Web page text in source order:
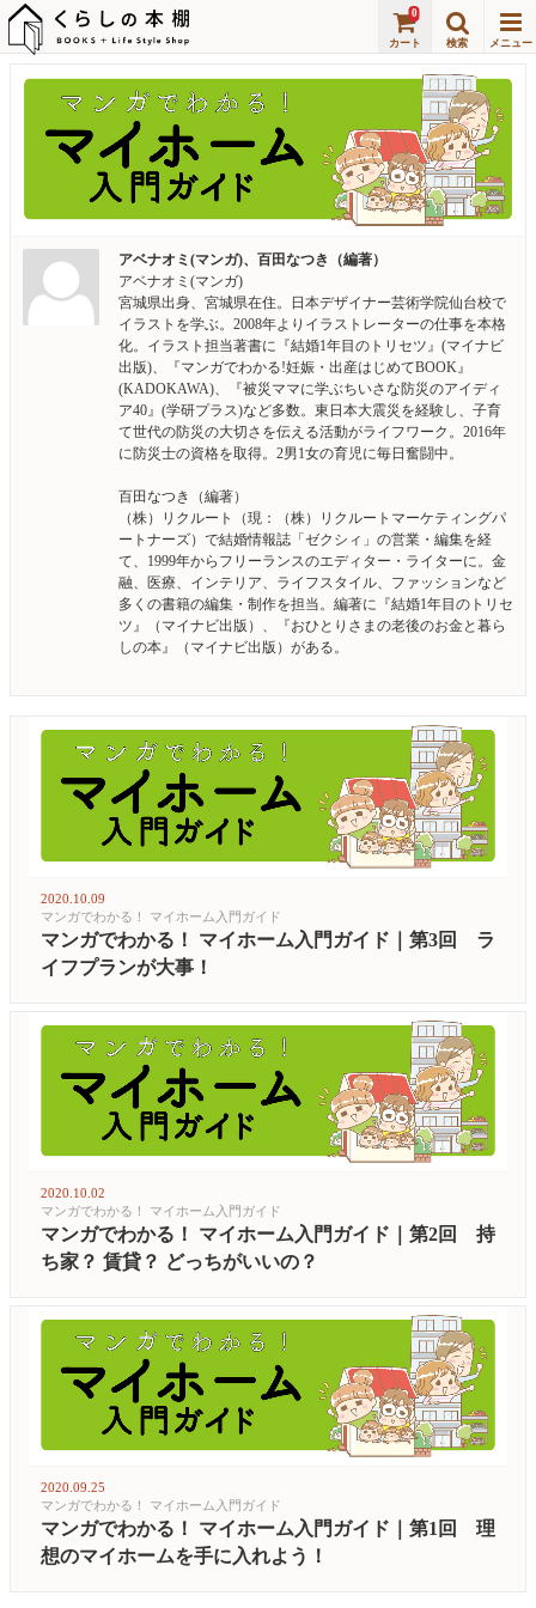
0
アベナオミ(マンガ)、百田なつき（編著）
アベナオミ(マンガ)
宮城県出身、宮城県在住。日本デザイナー芸術学院仙台校で
イラストを学ぶ。2008年よりイラストレーターの仕事を本格
化。イラスト担当著書に『結婚1年目のトリセツ』(マイナビ
出版)、『マンガでわかる!妊娠・出産はじめてBOOK』
(KADOKAWA)、『被災ママに学ぶちいさな防災のアイディ
ア40』(学研プラス)など多数。東日本大震災を経験し、子育
て世代の防災の大切さを伝える活動がライフワーク。2016年
に防災士の資格を取得。2男1女の育児に毎日奮闘中。
百田なつき（編著）
（株）リクルート（現：（株）リクルートマーケティングパ
ートナーズ）で結婚情報誌「ゼクシィ」の営業・編集を経
て、1999年からフリーランスのエディター・ライターに。金
融、医療、インテリア、ライフスタイル、ファッションなど
多くの書籍の編集・制作を担当。編著に『結婚1年目のトリセ
ツ』（マイナビ出版）、『おひとりさまの老後のお金と暮ら
しの本』（マイナビ出版）がある。
2020.10.09
マンガでわかる！ マイホーム入門ガイド
マンガでわかる！ マイホーム入門ガイド｜第3回 ラ
イフプランが大事！
2020.10.02
マンガでわかる！ マイホーム入門ガイド
マンガでわかる！ マイホーム入門ガイド｜第2回 持
ち家？ 賃貸？ どっちがいいの？
2020.09.25
マンガでわかる！ マイホーム入門ガイド
マンガでわかる！ マイホーム入門ガイド｜第1回 理
想のマイホームを手に入れよう！